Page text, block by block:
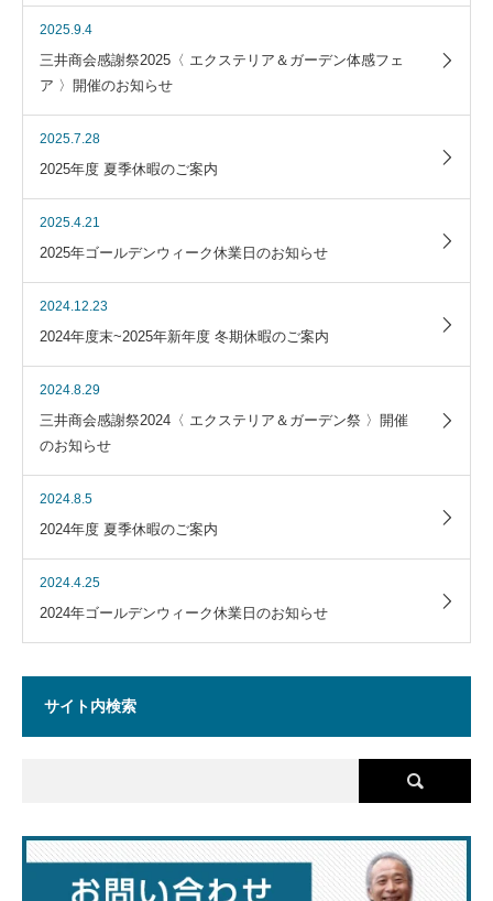
2025.9.4
三井商会感謝祭2025〈 エクステリア＆ガーデン体感フェ
ア 〉開催のお知らせ
2025.7.28
2025年度 夏季休暇のご案内
2025.4.21
2025年ゴールデンウィーク休業日のお知らせ
2024.12.23
2024年度末~2025年新年度 冬期休暇のご案内
2024.8.29
三井商会感謝祭2024〈 エクステリア＆ガーデン祭 〉開催
のお知らせ
2024.8.5
2024年度 夏季休暇のご案内
2024.4.25
2024年ゴールデンウィーク休業日のお知らせ
サイト内検索